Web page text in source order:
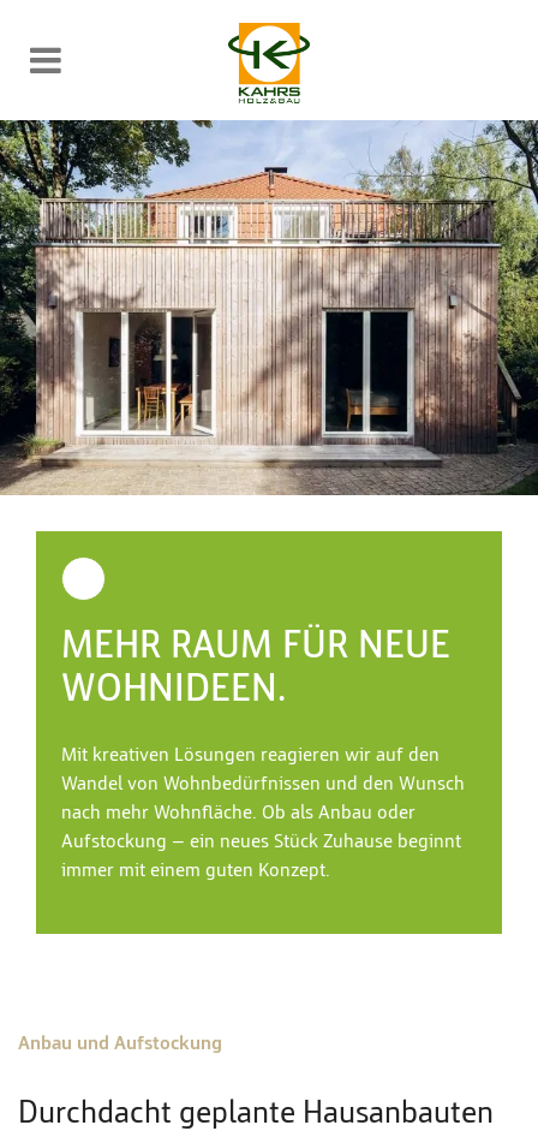
MEHR RAUM FÜR NEUE
WOHNIDEEN.
Mit kreativen Lösungen reagieren wir auf den
Wandel von Wohnbedürfnissen und den Wunsch
nach mehr Wohnfläche. Ob als Anbau oder
Aufstockung – ein neues Stück Zuhause beginnt
immer mit einem guten Konzept.
Anbau und Aufstockung
Durchdacht geplante Hausanbauten